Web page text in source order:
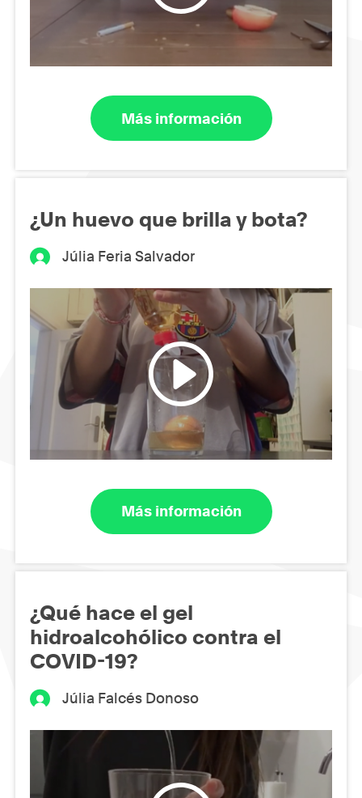
Más información
¿Un huevo que brilla y bota?
Júlia Feria Salvador
Más información
¿Qué hace el gel
hidroalcohólico contra el
COVID-19?
Júlia Falcés Donoso